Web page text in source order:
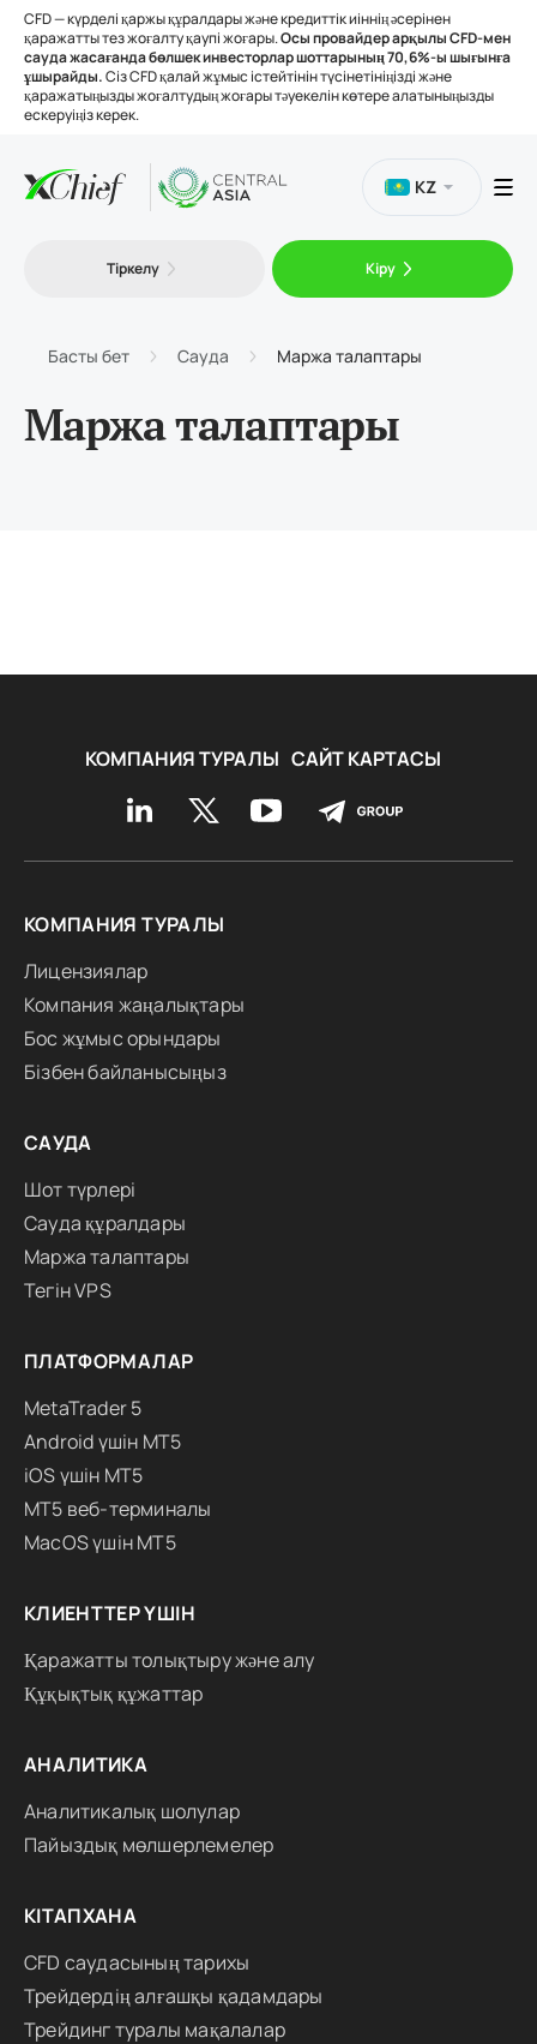
CFD — күрделі қаржы құралдары және кредиттік иіннің әсерінен
қаражатты тез жоғалту қаупі жоғары.Осы провайдер арқылы CFD-мен
сауда жасағанда бөлшек инвесторлар шоттарының 70,6%-ы шығынға
ұшырайды.Сіз CFD қалай жұмыс істейтінін түсінетініңізді және
қаражатыңызды жоғалтудың жоғары тәуекелін көтере алатыныңызды
ескеруіңіз керек.
KZ
Тіркелу Кіру
Басты бет Сауда Маржа талаптары
Маржа талаптары
КОМПАНИЯ ТУРАЛЫ САЙТ КАРТАСЫ
КОМПАНИЯ ТУРАЛЫ
Лицензиялар
Компания жаңалықтары
Бос жұмыс орындары
Бізбен байланысыңыз
САУДА
Шот түрлері
Сауда құралдары
Маржа талаптары
Тегін VPS
ПЛАТФОРМАЛАР
MetaTrader 5
Android үшін MT5
iOS үшін MT5
MT5 веб-терминалы
MacOS үшін MT5
КЛИЕНТТЕР ҮШІН
Қаражатты толықтыру және алу
Құқықтық құжаттар
АНАЛИТИКА
Аналитикалық шолулар
Пайыздық мөлшерлемелер
КІТАПХАНА
CFD саудасының тарихы
Трейдердің алғашқы қадамдары
Трейдинг туралы мақалалар